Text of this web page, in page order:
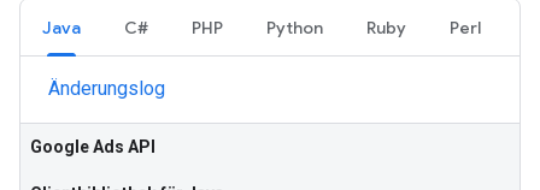
Java C# PHP Python Ruby Perl
Änderungslog
Google Ads API